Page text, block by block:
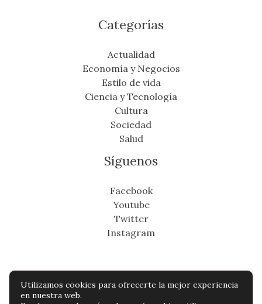
Categorías
Actualidad
Economía y Negocios
Estilo de vida
Ciencia y Tecnología
Cultura
Sociedad
Salud
Síguenos
Facebook
Youtube
Twitter
Instagram
Copyright © Todos os direitos reservados -
Utilizamos cookies para ofrecerte la mejor experiencia
en nuestra web.